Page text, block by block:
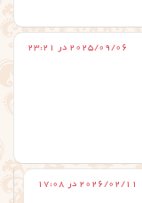
2025/09/06 در 23:21
2026/02/11 در 17:08